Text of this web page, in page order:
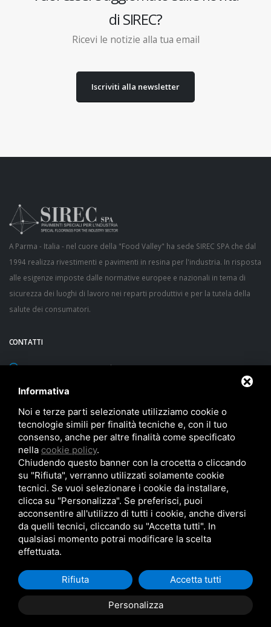
di SIREC?
Ricevi le notizie alla tua email
Iscriviti alla newsletter
A Parma - Italia - nel cuore della "Food Valley" ha sede SIREC SPA che dal
1994 realizza rivestimenti e pavimenti in resina per l'industria. In risposta
alle esigenze imposte dalle normative europee e nazionali in tema di
sicurezza dei luoghi di lavoro nei reparti produttivi e per la tutela della
salute dei consumatori.
CONTATTI
via Sacca, 60/1 43052 Colorno (Parma) - ITALY
Latitudine 44° 57' 40" N - Longitudine 10° 22' 53" E - Altezza 20 m
TEL: +39 0521 312593
FAX: +39 0521 312596
sirec@sirec.it
SIREC S.p.A Via Sacca n. 60/1 43052 Colorno (PR) Italy - R.E.A. PR N. 185205 -
Partita Iva 01884820349 - Capitale sociale € 200.000 i.v.
© SIREC S.p.A 2026 |
Politica Qualità e Ambiente
Cookie Policy
Note legali|Informativa clienti/fornitori|Mappa del sito
Informativa
Noi e terze parti selezionate utilizziamo cookie o
tecnologie simili per finalità tecniche e, con il tuo
consenso, anche per altre finalità come specificato
nella cookie policy.
Chiudendo questo banner con la crocetta o cliccando
su "Rifiuta", verranno utilizzati solamente cookie
tecnici. Se vuoi selezionare i cookie da installare,
clicca su "Personalizza". Se preferisci, puoi
acconsentire all'utilizzo di tutti i cookie, anche diversi
da quelli tecnici, cliccando su "Accetta tutti". In
qualsiasi momento potrai modificare la scelta
effettuata.
Personalizza
Rifiuta Accetta tutti